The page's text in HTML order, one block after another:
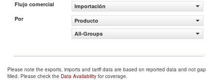
Flujo comercial
Importación
Por
Producto
All-Groups
Please note the exports, imports and tariff data are based on reported data and not gap
filled. Please check the Data Availability for coverage.